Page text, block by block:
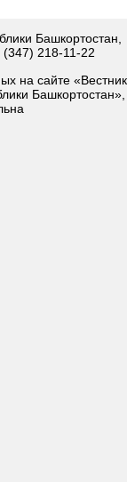
Башкортостан,
218-11-22
на сайте «Вестник
Башкортостан»,